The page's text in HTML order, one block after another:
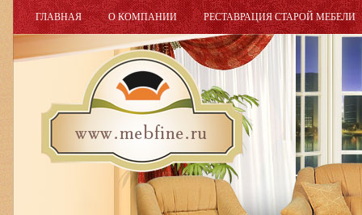
ГЛАВНАЯ О КОМПАНИИ РЕСТАВРАЦИЯ СТАРОЙ МЕБЕЛИ